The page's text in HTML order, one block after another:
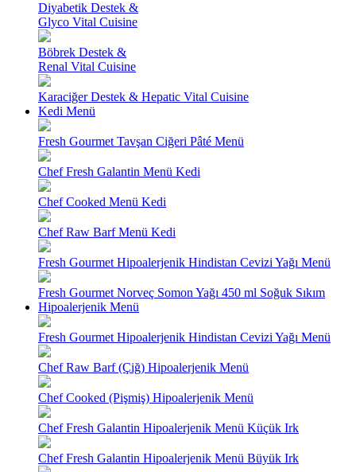
Diyabetik Destek &
Glyco Vital Cuisine
Böbrek Destek &
Renal Vital Cuisine
Karaciğer Destek & Hepatic Vital Cuisine
Kedi Menü
Fresh Gourmet Tavşan Ciğeri Pâté Menü
Chef Fresh Galantin Menü Kedi
Chef Cooked Menü Kedi
Chef Raw Barf Menü Kedi
Fresh Gourmet Hipoalerjenik Hindistan Cevizi Yağı Menü
Fresh Gourmet Norveç Somon Yağı 450 ml Soğuk Sıkım
Hipoalerjenik Menü
Fresh Gourmet Hipoalerjenik Hindistan Cevizi Yağı Menü
Chef Raw Barf (Çiğ) Hipoalerjenik Menü
Chef Cooked (Pişmiş) Hipoalerjenik Menü
Chef Fresh Galantin Hipoalerjenik Menü Küçük Irk
Chef Fresh Galantin Hipoalerjenik Menü Büyük Irk